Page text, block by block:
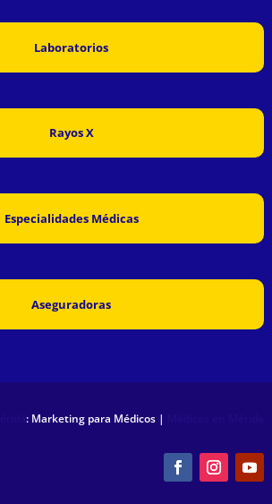
Laboratorios
Rayos X
Especialidades Médicas
Aseguradoras
: Marketing para Médicos |